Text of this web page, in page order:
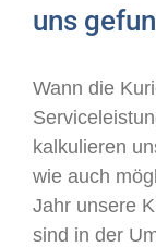
uns
Wann die
kalkulieren
wie auch
Jahr unsere
sind in der